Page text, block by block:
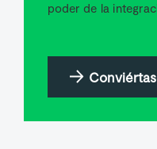
poder de la